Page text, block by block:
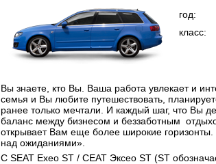
год:
класс:
Вы знаете, кто Вы. Ваша работа увлекает и
семья и Вы любите путешествовать,
ранее только мечтали. И каждый шаг, что Вы
баланс между бизнесом и беззаботным
открывает Вам еще более широкие
над ожиданиями».
С SEAT Exeo ST / СЕАТ Эксео ST (ST